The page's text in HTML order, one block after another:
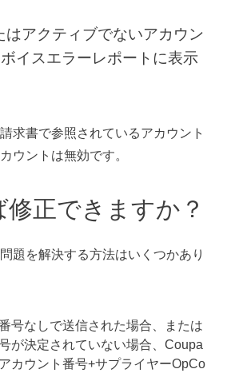
はアクティブでないアカウン
イスエラーレポートに表示
求書で参照されているアカウント
ウントは無効です。
正できますか？
題を解決する方法はいくつかあり
号なしで送信された場合、または
が決定されていない場合、Coupa
カウント番号+サプライヤーOpCo